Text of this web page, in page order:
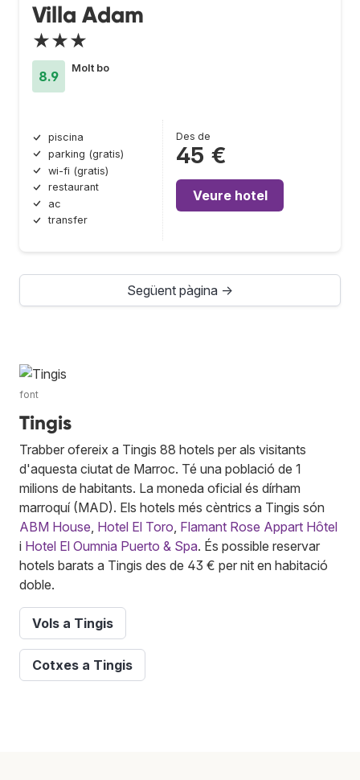
Villa Adam
★★★
8.9
Molt bo
piscina
parking (gratis)
wi-fi (gratis)
restaurant
ac
transfer
Des de
45 €
Veure hotel
Següent pàgina →
font
Tingis
Trabber ofereix a Tingis 88 hotels per als visitants
d'aquesta ciutat de Marroc. Té una població de 1
milions de habitants. La moneda oficial és dírham
marroquí (MAD). Els hotels més cèntrics a Tingis són
ABM House, Hotel El Toro, Flamant Rose Appart Hôtel
i Hotel El Oumnia Puerto & Spa. És possible reservar
hotels barats a Tingis des de 43 € per nit en habitació
doble.
Vols a Tingis
Cotxes a Tingis